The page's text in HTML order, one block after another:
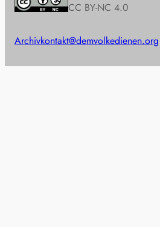
CC BY-NC 4.0
Archivkontakt@demvolkedienen.org